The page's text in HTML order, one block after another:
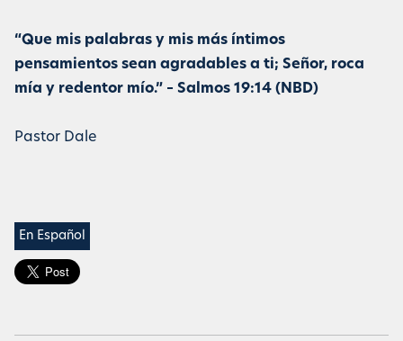
“Que mis palabras y mis más íntimos
pensamientos sean agradables a ti; Señor, roca
mía y redentor mío.” – Salmos 19:14 (NBD)
Pastor Dale
En Español